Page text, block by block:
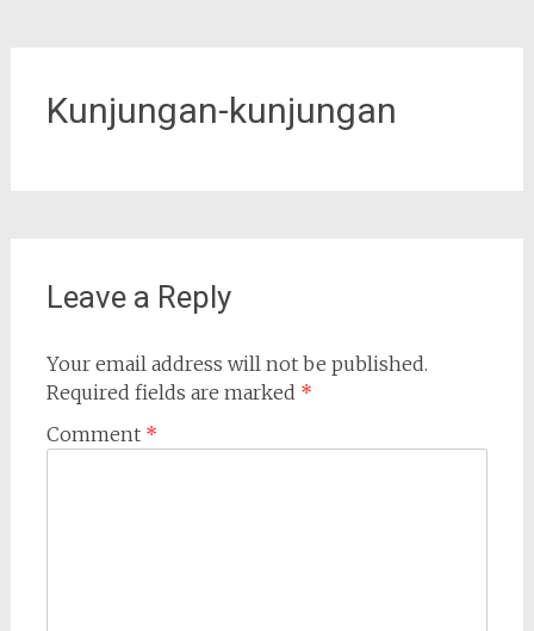
Kunjungan-kunjungan
Leave a Reply
Your email address will not be published.
Required fields are marked *
Comment *